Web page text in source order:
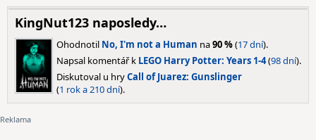
KingNut123 naposledy…
Ohodnotil No, I'm not a Human na90 %(17 dní).
Napsal komentář k LEGO Harry Potter: Years 1-4(98 dní).
Diskutoval u hryCall of Juarez: Gunslinger
(1 rok a 210 dní).